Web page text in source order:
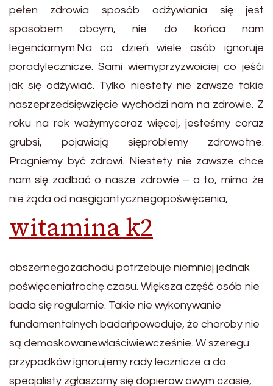
pełen zdrowia sposób odżywiania się jest
sposobem obcym, nie do końca nam
legendarnym.Na co dzień wiele osób ignoruje
poradylecznicze. Sami wiemyprzyzwoiciej co jeśći
jak się odżywiać. Tylko niestety nie zawsze takie
naszeprzedsięwzięcie wychodzi nam na zdrowie. Z
roku na rok ważymycoraz więcej, jesteśmy coraz
grubsi, pojawiają sięproblemy zdrowotne.
Pragniemy być zdrowi. Niestety nie zawsze chce
nam się zadbać o nasze zdrowie – a to, mimo że
nie żąda od nasgigantycznegopoświęcenia,
witamina k2
obszernegozachodu potrzebuje niemniej jednak
poświęceniatrochę czasu. Większa część osób nie
bada się regularnie. Takie nie wykonywanie
fundamentalnych badańpowoduje, że choroby nie
są demaskowanewłaściwiewcześnie. W szeregu
przypadków ignorujemy rady lecznicze a do
specjalisty zgłaszamy się dopierow owym czasie,